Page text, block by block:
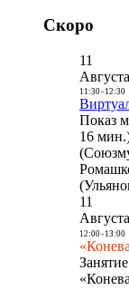
Скоро
11
Августа
11:30- 12:30
Показ
16
11
Августа
12:00- 13:00